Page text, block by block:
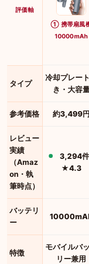
評価軸
① 携帯扇風
10000mAh
タイプ
冷却プレー
き・大容
参考価格 約3,499円
レビュー
実績
（Amaz
on・執
筆時点）
3,294
★4.3
バッテリ
ー
特徴
モバイルバ
リー兼用